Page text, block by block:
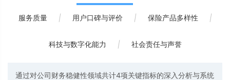
服务质量 | 用户口碑与评价 | 保险产品多样性 |
科技与数字化能力 | 社会责任与声誉
通过对公司财务稳健性领域共计4项关键指标的深入分析与系统